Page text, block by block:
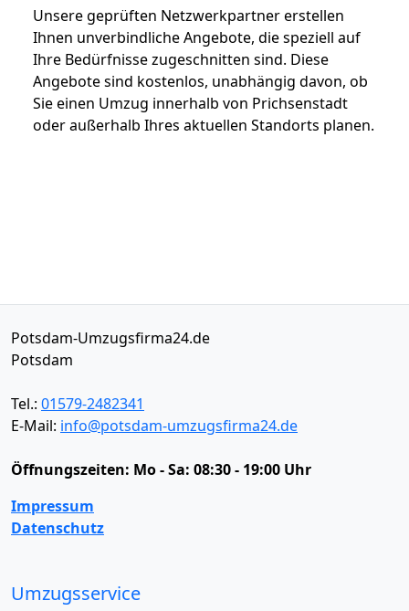
Unsere geprüften Netzwerkpartner erstellen
Ihnen unverbindliche Angebote, die speziell auf
Ihre Bedürfnisse zugeschnitten sind. Diese
Angebote sind kostenlos, unabhängig davon, ob
Sie einen Umzug innerhalb von Prichsenstadt
oder außerhalb Ihres aktuellen Standorts planen.
Potsdam-Umzugsfirma24.de
Potsdam
Tel.: 01579-2482341
E-Mail: info@potsdam-umzugsfirma24.de
Öffnungszeiten: Mo - Sa: 08:30 - 19:00 Uhr
Impressum
Datenschutz
Umzugsservice